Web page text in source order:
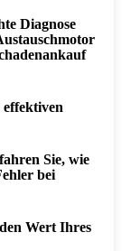
Diagnose
Sie, wie
bei
Wert Ihres